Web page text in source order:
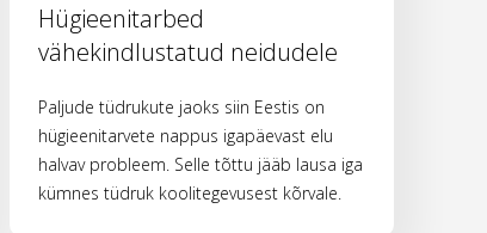
Hügieenitarbed
vähekindlustatud neidudele
Paljude tüdrukute jaoks siin Eestis on
hügieenitarvete nappus igapäevast elu
halvav probleem. Selle tõttu jääb lausa iga
kümnes tüdruk koolitegevusest kõrvale.